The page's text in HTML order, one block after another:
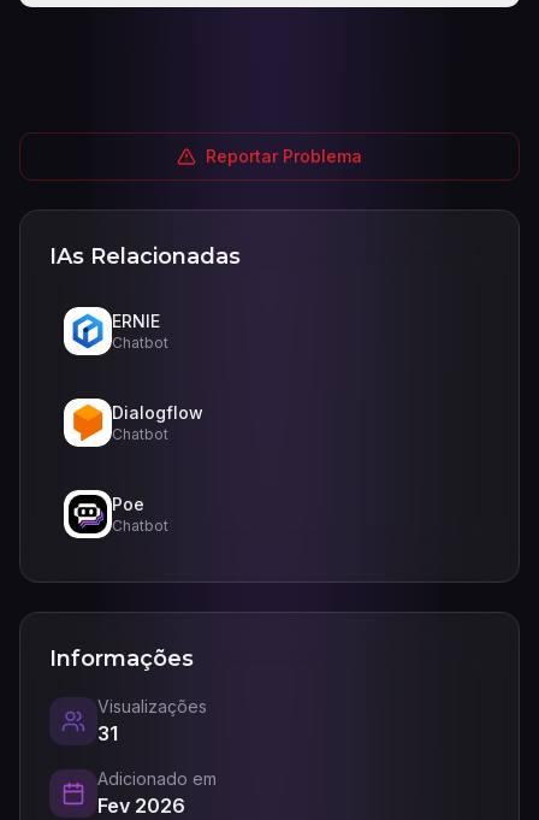
Reportar Problema
IAs Relacionadas
ERNIE
Chatbot
Dialogflow
Chatbot
Poe
Chatbot
Informações
Visualizações
31
Adicionado em
Fev 2026